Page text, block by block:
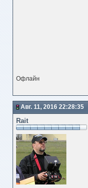
Офлайн
Авг. 11, 2016 22:28:35
Rait